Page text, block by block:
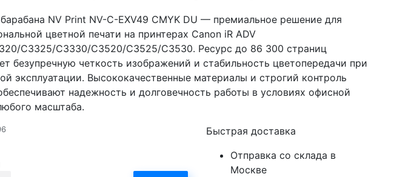
NV Print NV-C-EXV49 CMYK DU — премиальное решение для
цветной печати на принтерах Canon iR ADV
C3325/C3330/C3520/C3525/C3530. Ресурс до 86 300 страниц
безупречную четкость изображений и стабильность цветопередачи при
эксплуатации. Высококачественные материалы и строгий контроль
надежность и долговечность работы в условиях офисной
масштаба.
Быстрая доставка
Отправка со склада в
Москве